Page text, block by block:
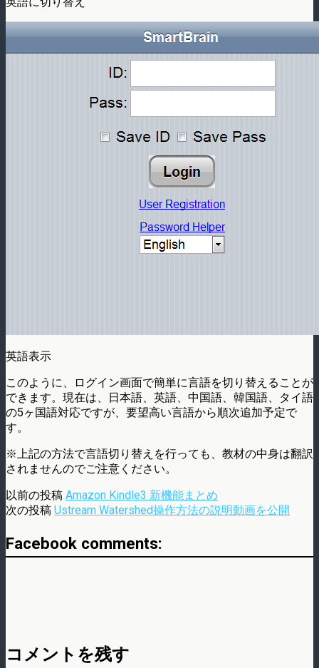
英語表示
このように、ログイン画面で簡単に言語を切り替えることが
できます。現在は、日本語、英語、中国語、韓国語、タイ語
の5ヶ国語対応ですが、要望高い言語から順次追加予定で
す。
※上記の方法で言語切り替えを行っても、教材の中身は翻訳
されませんのでご注意ください。
以前の投稿 Amazon Kindle3 新機能まとめ
次の投稿 Ustream Watershed操作方法の説明動画を公開
Facebook comments:
コメントを残す